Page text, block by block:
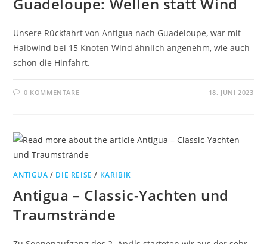
Unsere Rückfahrt von Antigua nach Guadeloupe, war mit
Halbwind bei 15 Knoten Wind ähnlich angenehm, wie auch
schon die Hinfahrt.
0 KOMMENTARE 18. JUNI 2023
ANTIGUA / DIE REISE / KARIBIK
Antigua – Classic-Yachten und
Traumstrände